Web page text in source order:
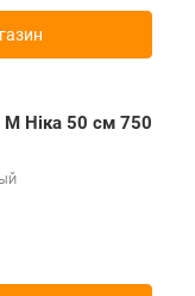
Ніка 50 см 750